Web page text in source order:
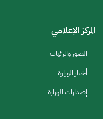
المركز الإعلامي
الصور والمرئيات
أخبار الوزارة
إصدارات الوزارة